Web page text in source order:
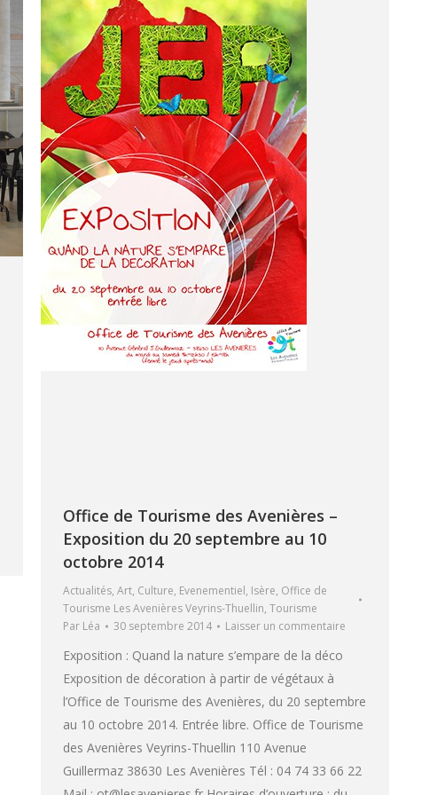
Office de Tourisme des Avenières –
Exposition du 20 septembre au 10
octobre 2014
Actualités, Art, Culture, Evenementiel, Isère, Office de
Tourisme Les Avenières Veyrins-Thuellin, Tourisme
Par Léa 30 septembre 2014 Laisser un commentaire
Exposition : Quand la nature s’empare de la déco
Exposition de décoration à partir de végétaux à
l’Office de Tourisme des Avenières, du 20 septembre
au 10 octobre 2014. Entrée libre. Office de Tourisme
des Avenières Veyrins-Thuellin 110 Avenue
Guillermaz 38630 Les Avenières Tél : 04 74 33 66 22